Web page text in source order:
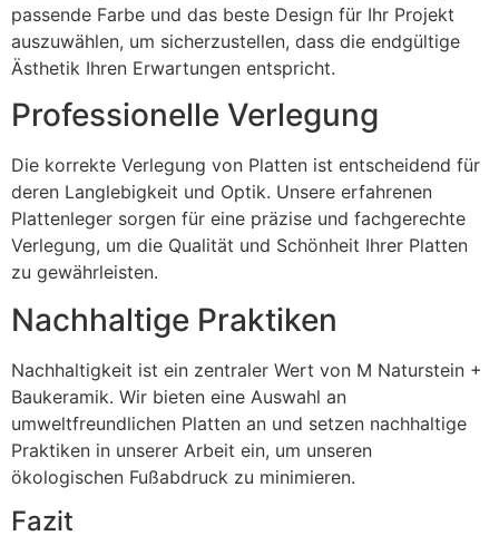
passende Farbe und das beste Design für Ihr Projekt
auszuwählen, um sicherzustellen, dass die endgültige
Ästhetik Ihren Erwartungen entspricht.
Professionelle Verlegung
Die korrekte Verlegung von Platten ist entscheidend für
deren Langlebigkeit und Optik. Unsere erfahrenen
Plattenleger sorgen für eine präzise und fachgerechte
Verlegung, um die Qualität und Schönheit Ihrer Platten
zu gewährleisten.
Nachhaltige Praktiken
Nachhaltigkeit ist ein zentraler Wert von M Naturstein +
Baukeramik. Wir bieten eine Auswahl an
umweltfreundlichen Platten an und setzen nachhaltige
Praktiken in unserer Arbeit ein, um unseren
ökologischen Fußabdruck zu minimieren.
Fazit